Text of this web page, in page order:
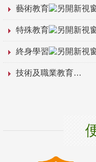
藝術教育
特殊教育
終身學習
技術及職業教育